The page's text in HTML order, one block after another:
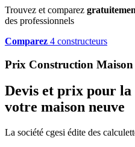
Trouvez et comparez
des professionnels
Comparez 4 constructeurs
Prix Construction Maison
Devis et prix pour la
votre maison neuve
La société cgesi édite des